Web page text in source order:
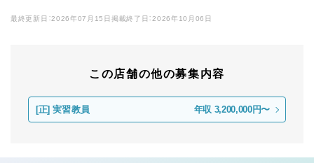
最終更新日：2026年07月15日 掲載終了日：2026年10月06日
この店舗の他の募集内容
[正] 実習教員 年収 3,200,000円〜